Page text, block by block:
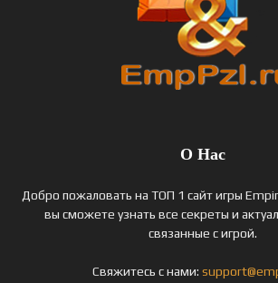
О Нас
Добро пожаловать на ТОП 1 сайт игры
вы сможете узнать все секреты и
связанные с игрой.
Свяжитесь с нами: